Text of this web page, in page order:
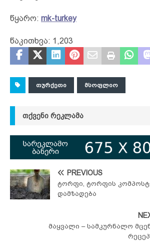
წყარო: mk-turkey
წაკითხვა: 1,203
ᲗᲣᲠᲥᲔᲗᲘ ᲛᲡᲝᲤᲚᲘᲝ
ᲗᲥᲕᲔᲜᲘ ᲠᲔᲙᲚᲐᲛᲐ
PREVIOUS
ტორფი, ტორფის
დამზადება
მაყვალი – სამკურნალო